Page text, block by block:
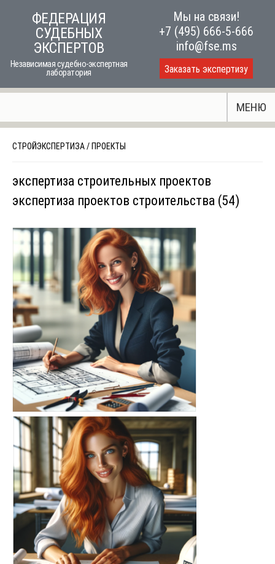
ФЕДЕРАЦИЯ
СУДЕБНЫХ
ЭКСПЕРТОВ
Независимая судебно-экспертная
лаборатория
Мы на связи!
+7 (495) 666-5-666
info@fse.ms
Заказать экспертизу
МЕНЮ
СТРОЙЭКСПЕРТИЗА/ ПРОЕКТЫ
экспертиза строительных проектов
экспертиза проектов строительства (54)